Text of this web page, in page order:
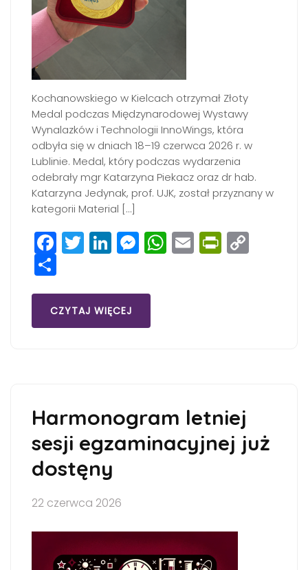
Kochanowskiego w Kielcach otrzymał Złoty
Medal podczas Międzynarodowej Wystawy
Wynalazków i Technologii InnoWings, która
odbyła się w dniach 18–19 czerwca 2026 r. w
Lublinie. Medal, który podczas wydarzenia
odebrały mgr Katarzyna Piekacz oraz dr hab.
Katarzyna Jedynak, prof. UJK, został przyznany w
kategorii Material […]
Facebook
Twitter
LinkedIn
Messenger
WhatsApp
Email
Share
CZYTAJ WIĘCEJ
Harmonogram letniej
sesji egzaminacyjnej już
dostęny
22 czerwca 2026